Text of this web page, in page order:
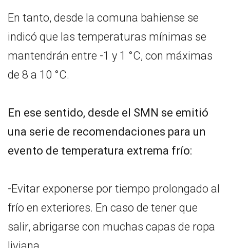
En tanto, desde la comuna bahiense se
indicó que las temperaturas mínimas se
mantendrán entre -1 y 1 °C, con máximas
de 8 a 10 °C.
En ese sentido, desde el SMN se emitió
una serie de recomendaciones para un
evento de temperatura extrema frío:
-Evitar exponerse por tiempo prolongado al
frío en exteriores. En caso de tener que
salir, abrigarse con muchas capas de ropa